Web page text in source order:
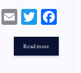
Fa
ce
bo
ok
T
wi
r
Read more